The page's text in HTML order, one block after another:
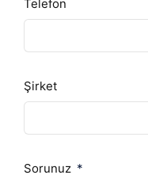
Telefon
Şirket
Sorunuz